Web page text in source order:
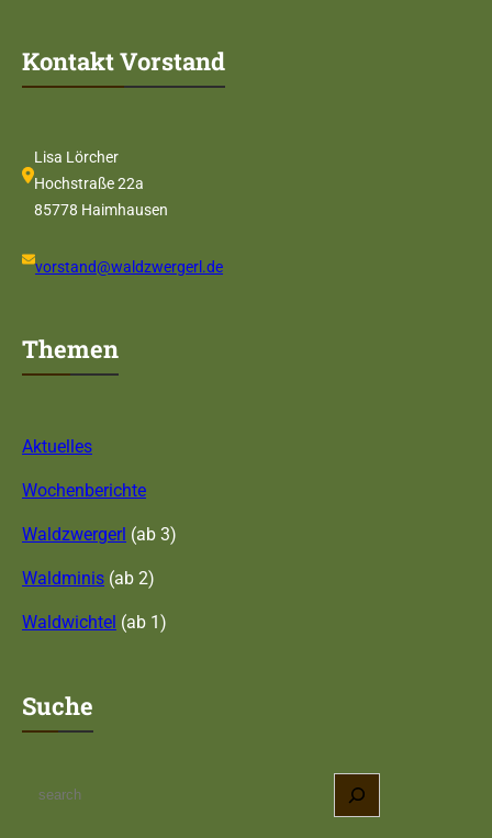
Kontakt Vorstand
Lisa Lörcher
Hochstraße 22a
85778 Haimhausen
vorstand@waldzwergerl.de
Themen
Aktuelles
Wochenberichte
Waldzwergerl (ab 3)
Waldminis (ab 2)
Waldwichtel (ab 1)
Suche